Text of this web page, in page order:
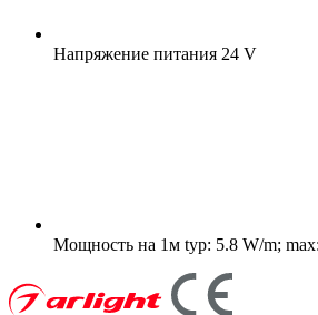
Напряжение питания 24 V
Мощность на 1м typ: 5.8 W/m;